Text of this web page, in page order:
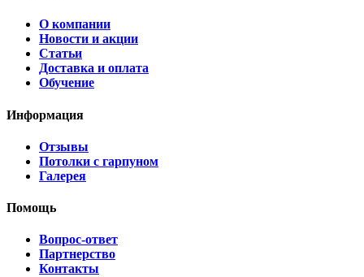
О компании
Новости и акции
Статьи
Доставка и оплата
Обучение
Информация
Отзывы
Потолки с гарпуном
Галерея
Помощь
Вопрос-ответ
Партнерство
Контакты